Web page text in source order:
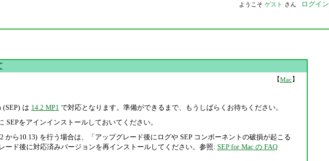
ようこそ ゲスト さん ログイン
【Mac】
(SEP) は 14.2 MP1 で対応となります。準備ができるまで、もうしばらくお待ちください。
をアインインストールしておいてください。
から10.13) を行う場合は、「アップグレード後にログや SEP コンポーネントの破損が起こる
ド後に対応済みバージョンを再インストールしてください。参照: SEP for Mac の FAQ